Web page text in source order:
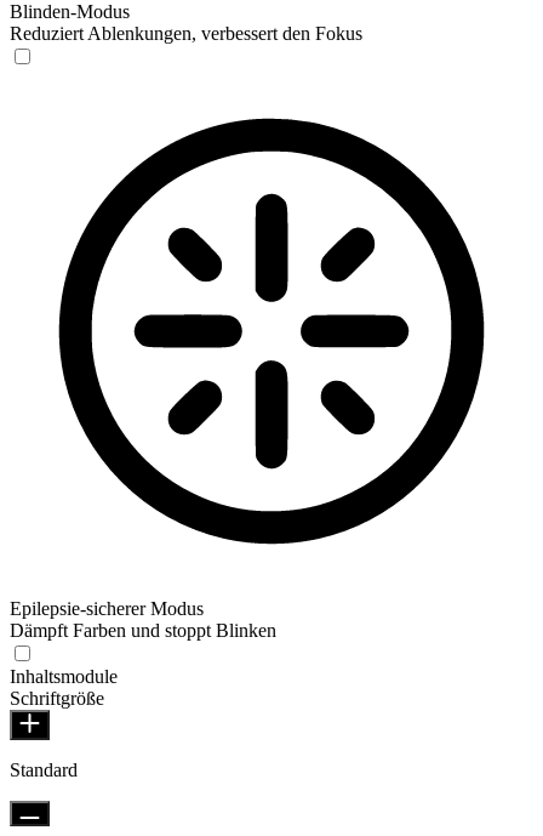
Blinden-Modus
Reduziert Ablenkungen, verbessert den Fokus
Epilepsie-sicherer Modus
Dämpft Farben und stoppt Blinken
Inhaltsmodule
Schriftgröße
Standard